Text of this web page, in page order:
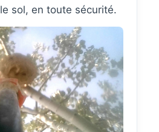
sol, en toute sécurité.